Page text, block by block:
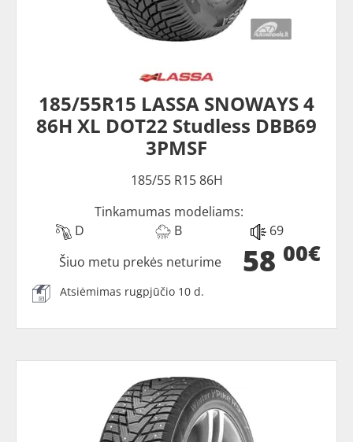
185/55R15 LASSA SNOWAYS 4
86H XL DOT22 Studless DBB69
3PMSF
185/55 R15 86H
Tinkamumas modeliams:
D
B 69
58 00€
Šiuo metu prekės neturime
Atsiėmimas rugpjūčio 10 d.